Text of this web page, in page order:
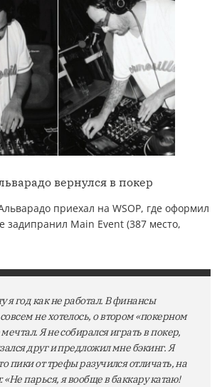
вернулся в покер
приехал на WSOP, где оформил
задипранил Main Event (387 место,
я год как не работал. В финансы
не хотелось, о втором «покерном
Я не собирался играть в покер,
друг и предложил мне бэкинг. Я
пики от трефы разучился отличать, на
«Не парься, я вообще в баккару катаю!